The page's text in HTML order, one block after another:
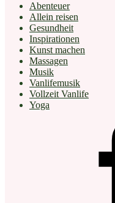
Abenteuer
Allein reisen
Gesundheit
Inspirationen
Kunst machen
Massagen
Musik
Vanlifemusik
Vollzeit Vanlife
Yoga